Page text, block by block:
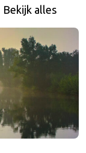
Bekijk alles